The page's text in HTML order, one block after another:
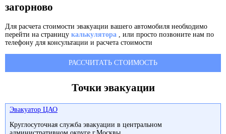
загорново
Для расчета стоимости эвакуации вашего автомобиля необходимо
перейти на страницу калькулятора , или просто позвоните нам по
телефону для консультации и расчета стоимости
РАССЧИТАТЬ СТОИМОСТЬ
Точки эвакуации
Эвакуатор ЦАО
Круглосуточная служба эвакуации в центральном